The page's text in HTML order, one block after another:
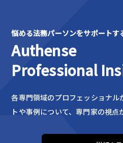
悩める法務パーソンをサポートす
Authense
Professional
各専門領域のプロフェッショナ
トや事例について、専門家の視点